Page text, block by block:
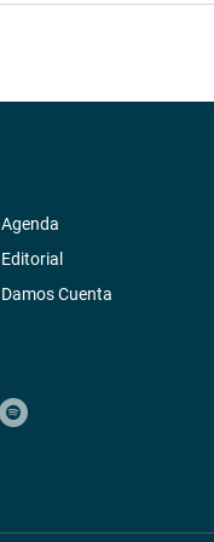
Agenda
Editorial
Damos Cuenta